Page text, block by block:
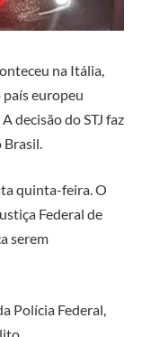
na Itália,
país europeu
decisão do STJ faz
quinta-feira. O
Federal de
serem
Polícia Federal,